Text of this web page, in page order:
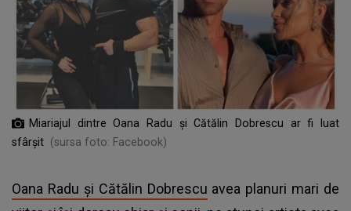
Miariajul dintre Oana Radu și Cătălin Dobrescu ar fi luat
sfârșit (sursa foto: Facebook)
Oana Radu și Cătălin Dobrescu avea planuri mari de